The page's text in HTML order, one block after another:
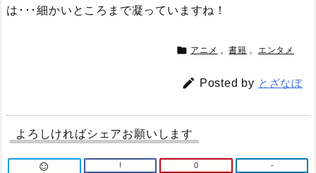
は･･･細かいところまで凝っていますね！
 アニメ , 書籍 , エンタメ
 Posted by とざなぼ
よろしければシェアお願いします
 ! 0 -